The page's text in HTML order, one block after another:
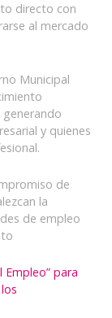
directo con
al mercado
Municipal
y quienes
de
la
de empleo
Empleo” para